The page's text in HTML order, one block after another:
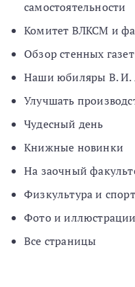
самостоятельности
Комитет ВЛКСМ и
Обзор стенных газет
Наши юбиляры В. И.
Улучшать
Чудесный день
Книжные новинки
На заочный
Физкультура и
Фото и иллюстрации
Все страницы